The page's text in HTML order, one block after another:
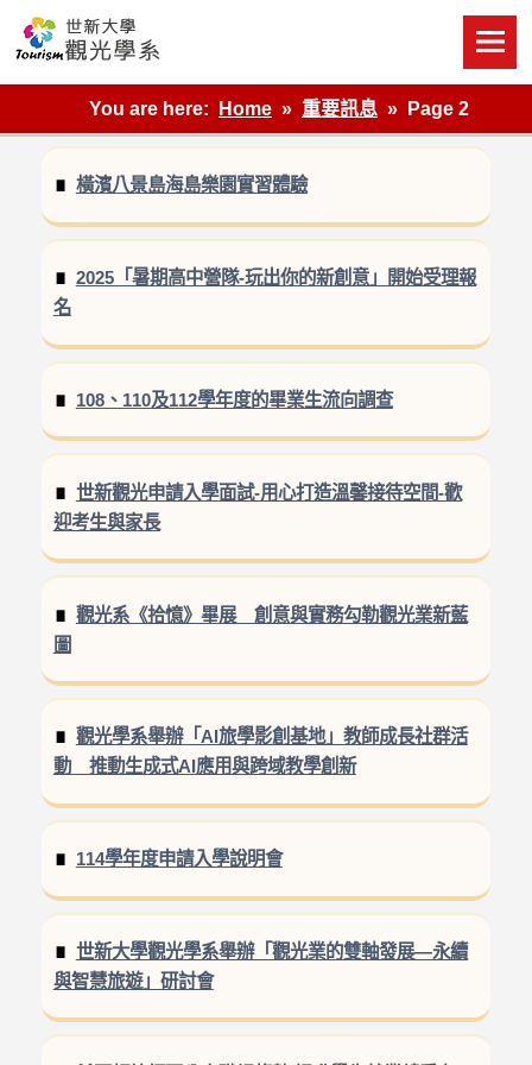
content
世新大學觀光學系網站
You are here:
Home 重要訊息 Page 2
橫濱八景島海島樂園實習體驗
2025「暑期高中營隊-玩出你的新創意」開始受理報
名
108、110及112學年度的畢業生流向調查
世新觀光申請入學面試-用心打造溫馨接待空間-歡
迎考生與家長
觀光系《拾憶》畢展 創意與實務勾勒觀光業新藍
圖
觀光學系舉辦「AI旅學影創基地」教師成長社群活
動 推動生成式AI應用與跨域教學創新
114學年度申請入學說明會
世新大學觀光學系舉辦「觀光業的雙軸發展—永續
與智慧旅遊」研討會